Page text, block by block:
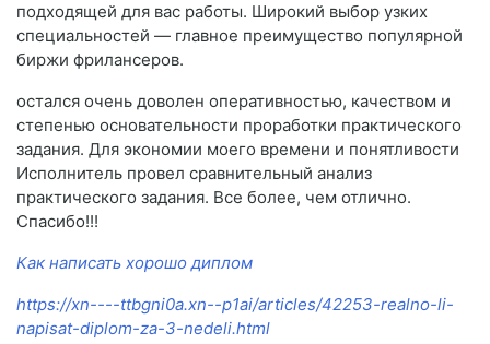
подходящей для вас работы. Широкий выбор узких
специальностей — главное преимущество популярной
биржи фрилансеров.
остался очень доволен оперативностью, качеством и
степенью основательности проработки практического
задания. Для экономии моего времени и понятливости
Исполнитель провел сравнительный анализ
практического задания. Все более, чем отлично.
Спасибо!!!
Как написать хорошо диплом
https://xn----ttbgni0a.xn--p1ai/articles/42253-realno-li-
napisat-diplom-za-3-nedeli.html